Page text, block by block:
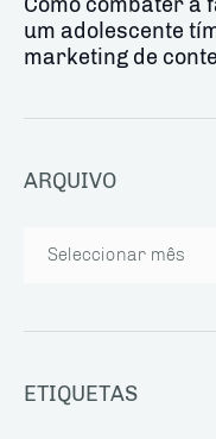
um adolescente
marketing de
ARQUIVO
ETIQUETAS